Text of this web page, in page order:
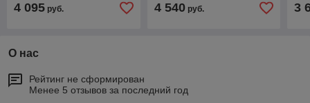
4 095 руб. 4 540руб. 3
О нас
Рейтинг не сформирован
Менее 5 отзывов за последний год